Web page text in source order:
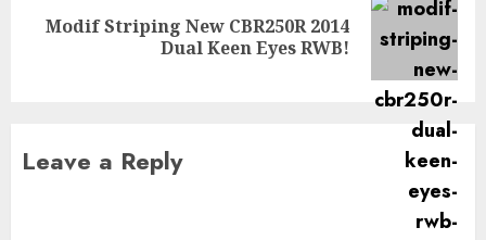
Next
Modif Striping New CBR250R 2014
Dual Keen Eyes RWB!
Leave a Reply